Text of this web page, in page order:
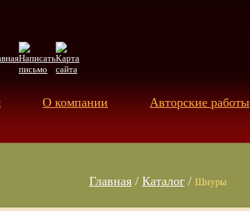
О компании Авторские работы
Главная / Каталог / Шнуры